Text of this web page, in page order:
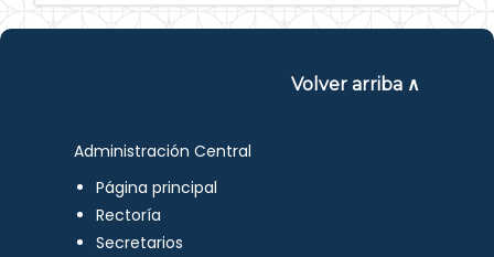
Volver arriba ∧
Administración Central
Página principal
Rectoría
Secretarios